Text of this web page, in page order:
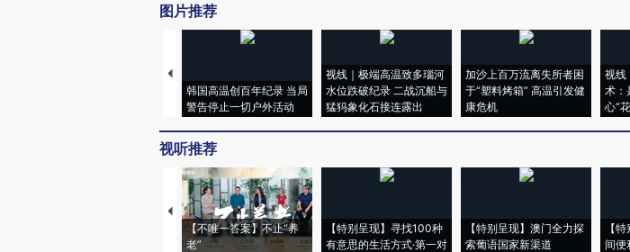
图片推荐
韩国高温创百年纪录 当局
警告停止一切户外活动
视线｜极端高温致多瑙河
水位跌破纪录 二战沉船与
猛犸象化石接连露出
加沙上百万流离失所者困
于“塑料烤箱” 高温引发健
康危机
视线
术：
心“
视听推荐
【不唯一答案】不止“养
老”
【特别呈现】寻找100种
有意思的生活方式·第一对
【特别呈现】澳门全力探
索葡语国家新渠道
【
间便